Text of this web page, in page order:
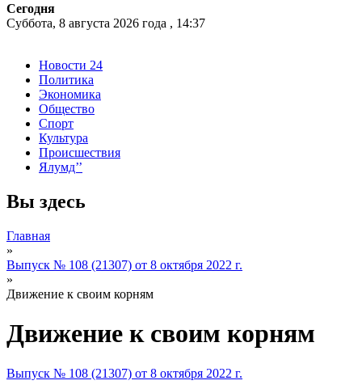
Сегодня
Суббота, 8 августа 2026 года , 14:37
Новости 24
Политика
Экономика
Общество
Спорт
Культура
Происшествия
Ялумд’’
Вы здесь
Главная
»
Выпуск № 108 (21307) от 8 октября 2022 г.
»
Движение к своим корням
Движение к своим корням
Выпуск № 108 (21307) от 8 октября 2022 г.